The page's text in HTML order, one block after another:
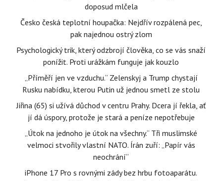
doposud mlčela
Česko česká teplotní houpačka: Nejdřív rozpálená pec,
pak najednou ostrý zlom
Psychologický trik, který odzbrojí člověka, co se vás snaží
ponížit. Proti urážkám funguje jak kouzlo
„Příměří jen ve vzduchu.“ Zelenskyj a Trump chystají
Rusku nabídku, kterou Putin už jednou smetl ze stolu
Jiřina (65) si užívá důchod v centru Prahy. Dcera jí řekla, ať
jí dá úspory, protože je stará a peníze nepotřebuje
„Útok na jednoho je útok na všechny.“ Tři muslimské
velmoci stvořily vlastní NATO. Írán zuří: „Papír vás
neochrání“
iPhone 17 Pro s rovnými zády bez hrbu fotoaparátu.